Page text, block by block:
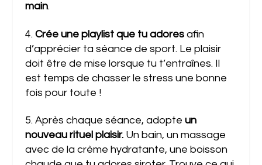
main.
4. Crée une playlist que tu adoresafin
d’apprécier ta séance de sport. Le plaisir
doit être de mise lorsque tu t’entraînes. Il
est temps de chasser le stress une bonne
fois pour toute !
5. Après chaque séance, adopte un
nouveau rituel plaisir.Un bain, un massage
avec de la crème hydratante, une boisson